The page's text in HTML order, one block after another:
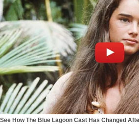
See How The Blue Lagoon Cast Has Changed